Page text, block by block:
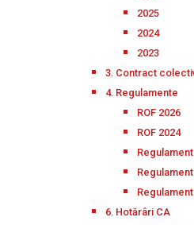
2025
2024
2023
3. Contract
4. Regulamente
ROF 2026
ROF 2024
6. Hotărâri CA